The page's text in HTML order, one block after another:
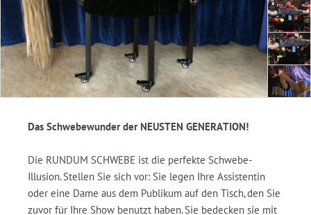
Das Schwebewunder der NEUSTEN GENERATION!
Die RUNDUM SCHWEBE ist die perfekte Schwebe-
Illusion. Stellen Sie sich vor: Sie legen Ihre Assistentin
oder eine Dame aus dem Publikum auf den Tisch, den Sie
zuvor für Ihre Show benutzt haben. Sie bedecken sie mit